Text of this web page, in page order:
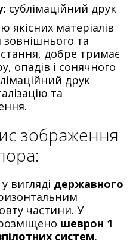
сублімаційний друк
якісних матеріалів
та
добре тримає
опадів і сонячного
друк
та
зображення
вигляді державного
частини. У
шеврон 1
систем.